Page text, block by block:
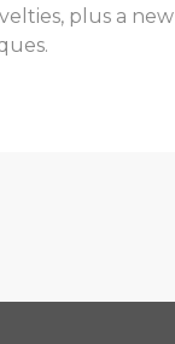
plus a new